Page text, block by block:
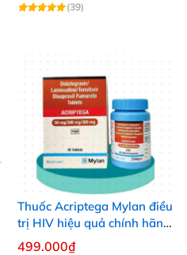
(39)
Thuốc Acriptega Mylan điều
trị HIV hiệu quả chính hãng
30v
499.000₫